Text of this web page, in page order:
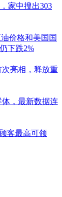
家中搜出303
价格和美国国
下跌2%
亮相，释放重
，最新数据连
客最高可领